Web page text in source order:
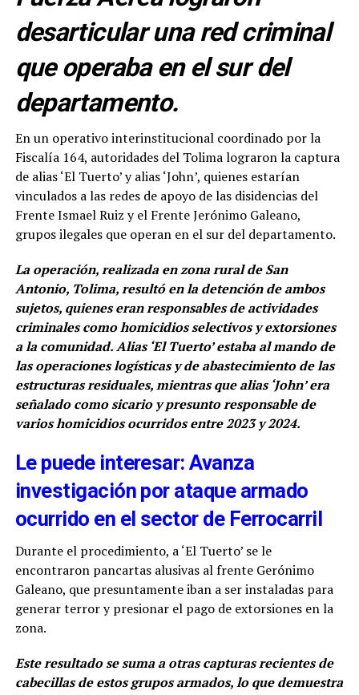
desarticular una red criminal
que operaba en el sur del
departamento.
En un operativo interinstitucional coordinado por la
Fiscalía 164, autoridades del Tolima lograron la captura
de alias ‘El Tuerto’ y alias ‘John’, quienes estarían
vinculados a las redes de apoyo de las disidencias del
Frente Ismael Ruiz y el Frente Jerónimo Galeano,
grupos ilegales que operan en el sur del departamento.
La operación, realizada en zona rural de San
Antonio, Tolima, resultó en la detención de ambos
sujetos, quienes eran responsables de actividades
criminales como homicidios selectivos y extorsiones
a la comunidad. Alias ‘El Tuerto’ estaba al mando de
las operaciones logísticas y de abastecimiento de las
estructuras residuales, mientras que alias ‘John’ era
señalado como sicario y presunto responsable de
varios homicidios ocurridos entre 2023 y 2024.
Le puede interesar: Avanza
investigación por ataque armado
ocurrido en el sector de Ferrocarril
Durante el procedimiento, a ‘El Tuerto’ se le
encontraron pancartas alusivas al frente Gerónimo
Galeano, que presuntamente iban a ser instaladas para
generar terror y presionar el pago de extorsiones en la
zona.
Este resultado se suma a otras capturas recientes de
cabecillas de estos grupos armados, lo que demuestra